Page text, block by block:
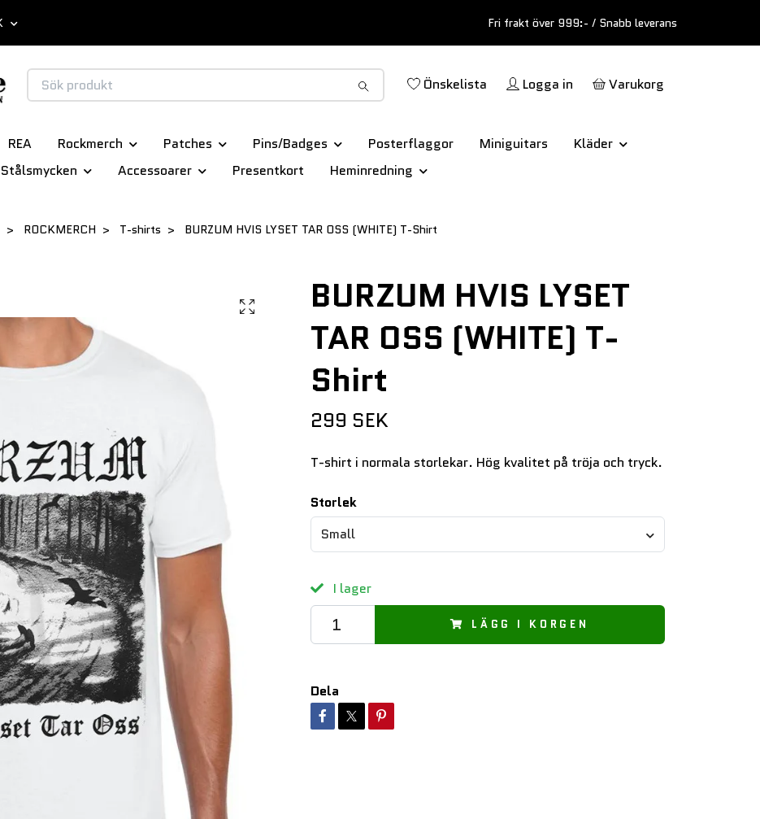
Fri frakt över 999:- / Snabb leverans
Önskelista Logga in Varukorg
REA Rockmerch Patches Pins/Badges Posterflaggor Miniguitars
Kläder
Stålsmycken
Accessoarer Presentkort Heminredning
ROCKMERCH T-shirts BURZUM HVIS LYSET TAR OSS (WHITE) T-Shirt
BURZUM HVIS LYSET
TAR OSS (WHITE) T-
Shirt
299 SEK
T-shirt i normala storlekar. Hög kvalitet på tröja och tryck.
Storlek
Small
I lager
LÄGG I KORGEN
Dela